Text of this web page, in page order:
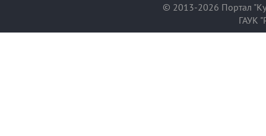
© 2013-2026 Портал
ГАУК